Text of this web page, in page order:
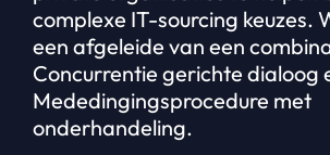
complexe IT-sourcing keuzes.
een afgeleide van een
Concurrentie gerichte dialoog
Mededingingsprocedure met
onderhandeling.